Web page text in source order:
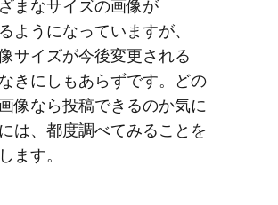
まな​サイズの​画像が​
ようになっていますが、​
サイズが​今後​変更される​
きにしも​あらずです。​どの​
像なら​投稿できるのか気に​
は、​都度​調べてみる​ことを​
ます。